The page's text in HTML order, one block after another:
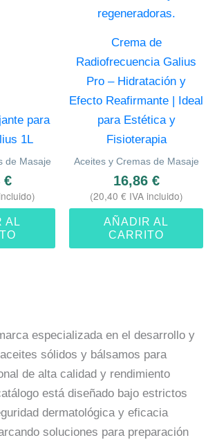
para
1L
de Masaje
€
AL
Crema de
Radiofrecuencia Galius
Pro – Hidratación y
Efecto Reafirmante | Ideal
para Estética y
Fisioterapia
Aceites y Cremas de Masaje
16,86 €
(20,40 € IVA incluido)
AÑADIR AL
CARRITO
especializada en el desarrollo y
sólidos y bálsamos para
de alta calidad y rendimiento
está diseñado bajo estrictos
dermatológica y eficacia
soluciones para preparación